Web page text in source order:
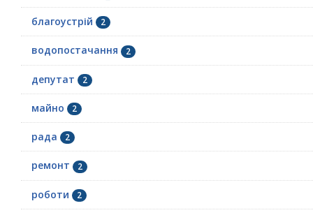
благоустрій 2
водопостачання 2
депутат 2
майно 2
рада 2
ремонт 2
роботи 2